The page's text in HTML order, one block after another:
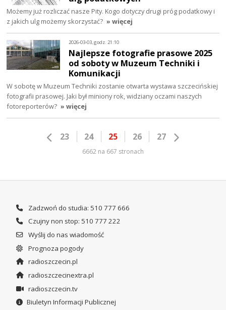
Możemy już rozliczać nasze Pity. Kogo dotyczy drugi próg podatkowy i
z jakich ulg możemy skorzystać? » więcej
2026-03-03, godz. 21:10
Najlepsze fotografie prasowe 2025
od soboty w Muzeum Techniki i
Komunikacji
W sobotę w Muzeum Techniki zostanie otwarta wystawa szczecińskiej
fotografii prasowej. Jaki był miniony rok, widziany oczami naszych
fotoreporterów? » więcej
23 24 25 26 27
6662 na 667 stronach
Zadzwoń do studia: 510 777 666
Czujny non stop: 510 777 222
Wyślij do nas wiadomość
Prognoza pogody
radioszczecin.pl
radioszczecinextra.pl
radioszczecin.tv
Biuletyn Informacji Publicznej